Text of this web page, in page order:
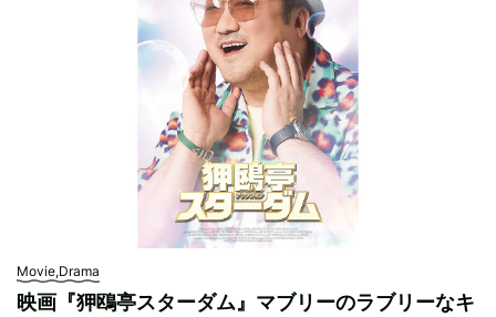
Movie,Drama
映画『狎鴎亭スターダム』マブリーのラブリーなキ